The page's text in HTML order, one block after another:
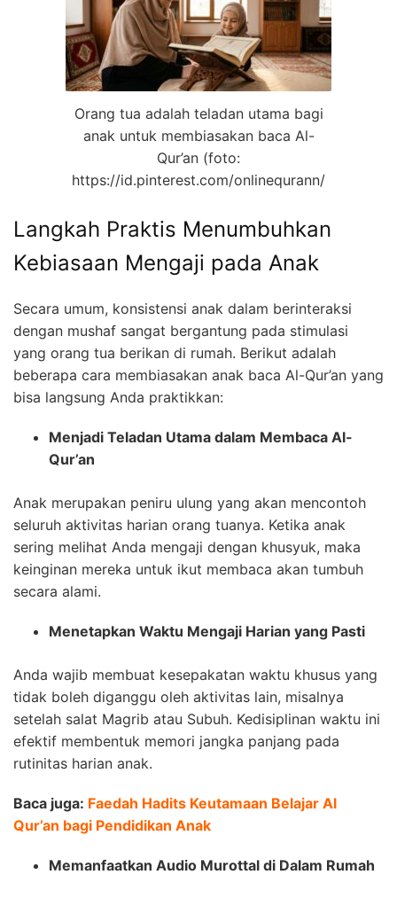
Orang tua adalah teladan utama bagi
anak untuk membiasakan baca Al-
Qur’an (foto:
https://id.pinterest.com/onlinequrann/
Langkah Praktis Menumbuhkan
Kebiasaan Mengaji pada Anak
Secara umum, konsistensi anak dalam berinteraksi
dengan mushaf sangat bergantung pada stimulasi
yang orang tua berikan di rumah. Berikut adalah
beberapa cara membiasakan anak baca Al-Qur’an yang
bisa langsung Anda praktikkan:
Menjadi Teladan Utama dalam Membaca Al-
Qur’an
Anak merupakan peniru ulung yang akan mencontoh
seluruh aktivitas harian orang tuanya. Ketika anak
sering melihat Anda mengaji dengan khusyuk, maka
keinginan mereka untuk ikut membaca akan tumbuh
secara alami.
Menetapkan Waktu Mengaji Harian yang Pasti
Anda wajib membuat kesepakatan waktu khusus yang
tidak boleh diganggu oleh aktivitas lain, misalnya
setelah salat Magrib atau Subuh. Kedisiplinan waktu ini
efektif membentuk memori jangka panjang pada
rutinitas harian anak.
Baca juga: Faedah Hadits Keutamaan Belajar Al
Qur’an bagi Pendidikan Anak
Memanfaatkan Audio Murottal di Dalam Rumah